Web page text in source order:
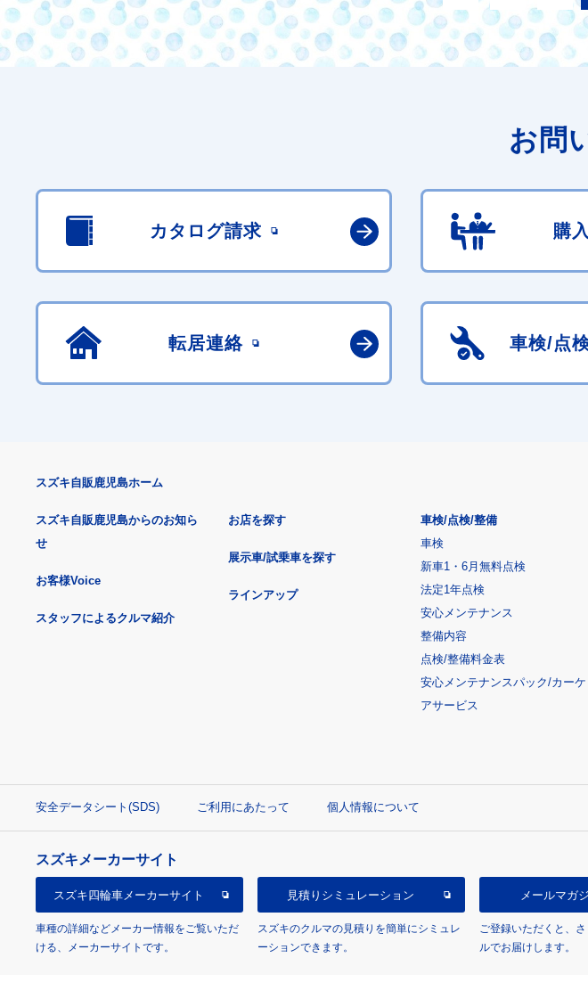
お問
カタログ請求 購
転居連絡 車検/点
スズキ自販鹿児島ホーム
スズキ自販鹿児島からのお知ら
せ
お客様Voice
スタッフによるクルマ紹介
お店を探す
展示車/試乗車を探す
ラインアップ
車検/点検/整備
車検
新車1・6月無料点検
法定1年点検
安心メンテナンス
整備内容
点検/整備料金表
安心メンテナンスパック/カーケ
アサービス
安全データシート(SDS) ご利用にあたって 個人情報について
スズキメーカーサイト
スズキ四輪車 メーカーサイト
車種の詳細などメーカー情報をご覧いただ
ける、メーカーサイトです。
見積り シミュレーション
スズキのクルマの見積りを簡単にシミュレ
ーションできます。
メールマガ
ご登録いただくと、
ルでお届けします。